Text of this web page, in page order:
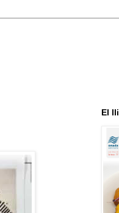
El